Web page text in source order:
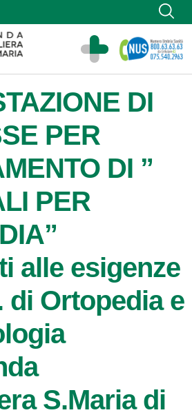
Maria di Terni
DI
PER
DI ”
PER
alle esigenze
di Ortopedia e
S.Maria di